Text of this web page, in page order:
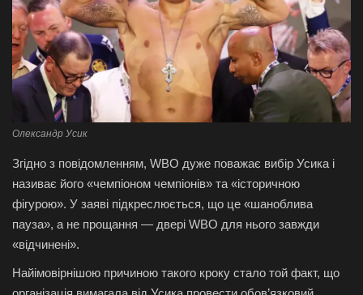
Технології
Спорт
Авто
Мова
English Ukraine
Олександр Усик
Згідно з повідомленням, WBO дуже поважає вибір Усика і
називає його «чемпіоном чемпіонів» та «історичною
фігурою». У заяві підкреслюється, що це «шаноблива
пауза», а не прощання — двері WBO для нього завжди
«відчинені».
Найімовірнішою причиною такого кроку стало той факт, що